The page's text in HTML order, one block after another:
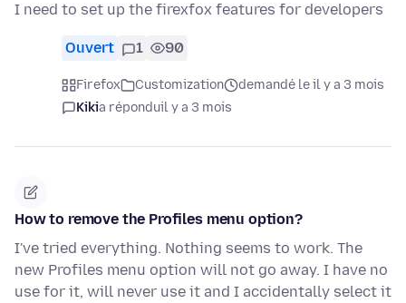
I need to set up the firexfox features for developers
Ouvert 1 90
Firefox Customization
demandé le il y a 3 mois
Kikia réponduil y a 3 mois
How to remove the Profiles menu option?
I've tried everything. Nothing seems to work. The
new Profiles menu option will not go away. I have no
use for it, will never use it and I accidentally select it